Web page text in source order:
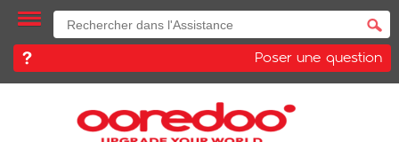
Poser une question